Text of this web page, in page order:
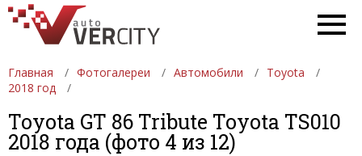
Главная Фотогалереи Автомобили
Toyota
2018 год
Toyota GT 86 Tribute Toyota TS010
2018 года (фото 4 из 12)
ФОТОГАЛЕРЕИ АВТОМОБИЛИ
ДЕВУШКИ
АВТОСАЛОНЫ
ФОРМУЛА-1